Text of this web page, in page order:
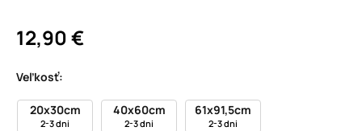
12,90 €
Veľkosť:
20x30cm
2-3 dni
40x60cm
2-3 dni
61x91,5cm
2-3 dni